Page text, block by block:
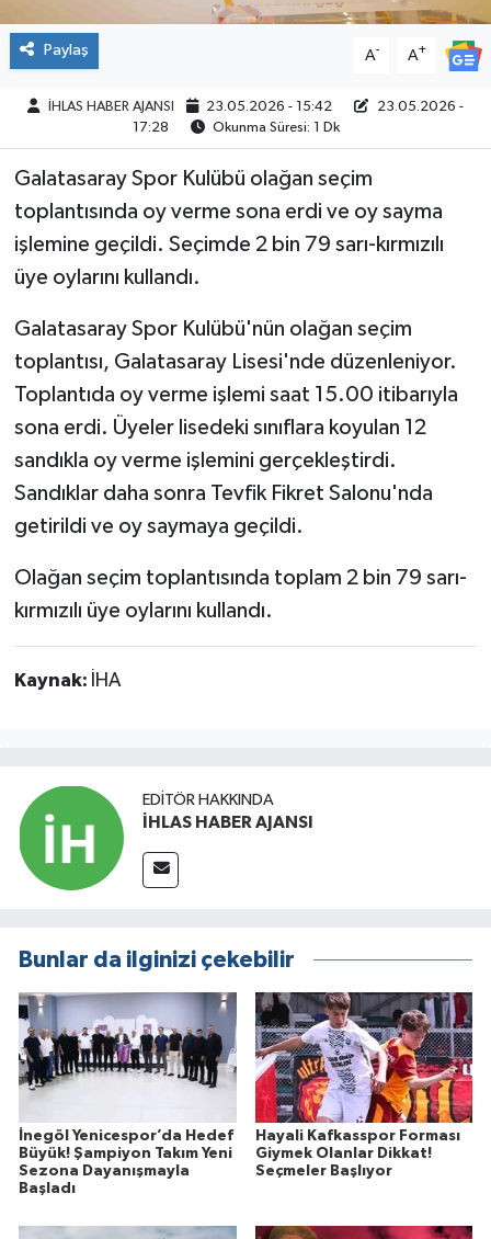
Paylaş A- A+
İHLAS HABER AJANSI 23.05.2026 - 15:42
23.05.2026 -
17:28
Okunma Süresi: 1 Dk
Galatasaray Spor Kulübü olağan seçim
toplantısında oy verme sona erdi ve oy sayma
işlemine geçildi. Seçimde 2 bin 79 sarı-kırmızılı
üye oylarını kullandı.
Galatasaray Spor Kulübü'nün olağan seçim
toplantısı, Galatasaray Lisesi'nde düzenleniyor.
Toplantıda oy verme işlemi saat 15.00 itibarıyla
sona erdi. Üyeler lisedeki sınıflara koyulan 12
sandıkla oy verme işlemini gerçekleştirdi.
Sandıklar daha sonra Tevfik Fikret Salonu'nda
getirildi ve oy saymaya geçildi.
Olağan seçim toplantısında toplam 2 bin 79 sarı-
kırmızılı üye oylarını kullandı.
Kaynak: İHA
EDITÖR HAKKINDA
İHLAS HABER AJANSI
Bunlar da ilginizi çekebilir
İnegöl Yenicespor’da Hedef
Büyük! Şampiyon Takım Yeni
Sezona Dayanışmayla
Başladı
Hayali Kafkasspor Forması
Giymek Olanlar Dikkat!
Seçmeler Başlıyor